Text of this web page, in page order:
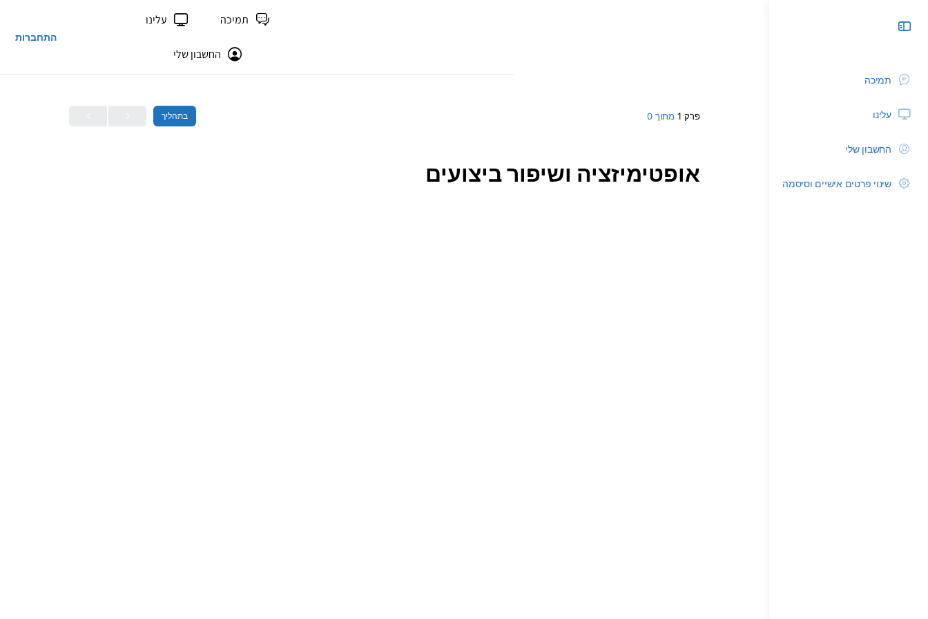
תמיכה
עלינו
החשבון שלי
שינוי פרטים אישיים וסיסמה
תמיכה עלינו
החשבון שלי
התחברות
פרק 1 מתוך 0 בתהליך
אופטימיזציה ושיפור ביצועים